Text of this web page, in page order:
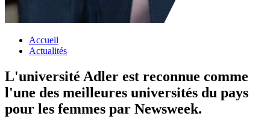
Accueil
Actualités
L'université Adler est reconnue comme
l'une des meilleures universités du pays
pour les femmes par Newsweek.